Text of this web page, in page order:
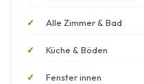
Alle Zimmer & Bad
Küche & Böden
Fenster innen